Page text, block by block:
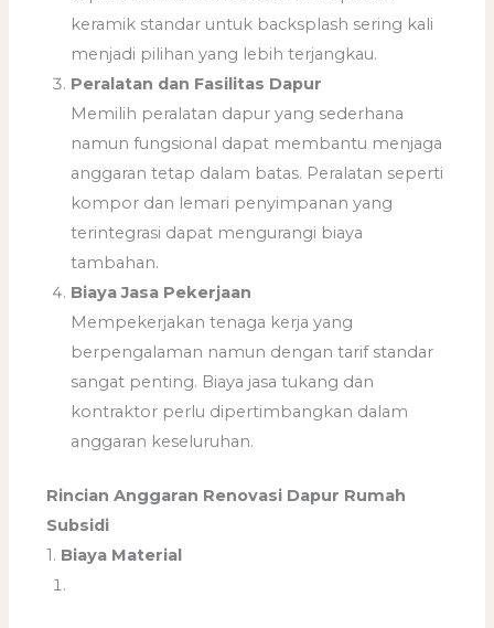
keramik standar untuk backsplash sering kali
menjadi pilihan yang lebih terjangkau.
Peralatan dan Fasilitas Dapur
Memilih peralatan dapur yang sederhana
namun fungsional dapat membantu menjaga
anggaran tetap dalam batas. Peralatan seperti
kompor dan lemari penyimpanan yang
terintegrasi dapat mengurangi biaya
tambahan.
Biaya Jasa Pekerjaan
Mempekerjakan tenaga kerja yang
berpengalaman namun dengan tarif standar
sangat penting. Biaya jasa tukang dan
kontraktor perlu dipertimbangkan dalam
anggaran keseluruhan.
Rincian Anggaran Renovasi Dapur Rumah
Subsidi
1. Biaya Material